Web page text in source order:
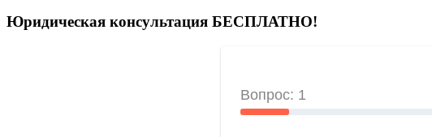
Юридическая консультация БЕСПЛАТНО!